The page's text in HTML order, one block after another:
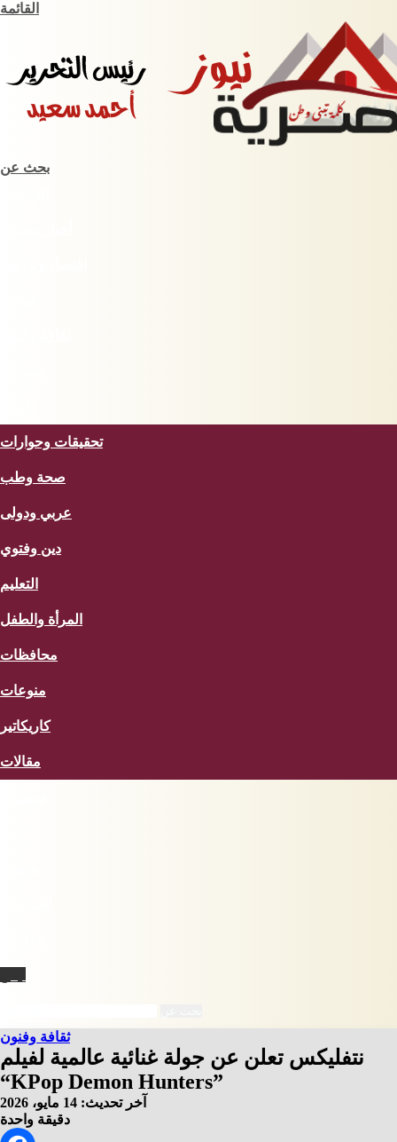
القائمة
بحث عن
تحقيقات وحوارات
صحة وطب
عربي ودولى
دين وفتوي
التعليم
المرأة والطفل
محافظات
منوعات
كاريكاتير
مقالات
ثقافة وفنون
نتفليكس تعلن عن جولة غنائية عالمية لفيلم
“KPop Demon Hunters”
آخر تحديث: 14 مايو، 2026
دقيقة واحدة